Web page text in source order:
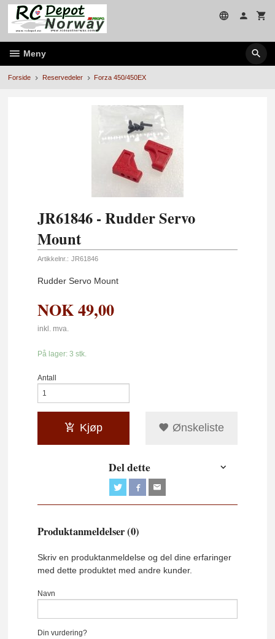
Gå
innholdet
Meny
Forside Reservedeler Forza 450/450EX
JR61846 - Rudder Servo
Mount
Artikkelnr.: JR61846
Rudder Servo Mount
NOK49,00
inkl. mva.
På lager: 3 stk.
Antall
Kjøp Ønskeliste
Del dette
Produktanmeldelser (0)
Skriv en produktanmeldelse og del dine erfaringer
med dette produktet med andre kunder.
Navn
Din vurdering?